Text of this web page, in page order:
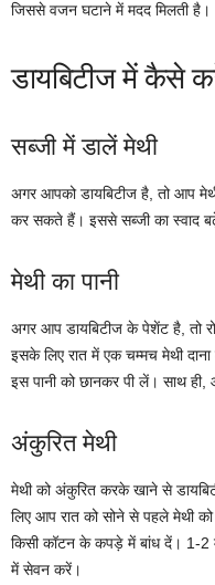
जिससे वजन घटाने में मदद मिलती है।
डायबिटीज में कैसे
सब्जी में डालें मेथी
अगर आपको डायबिटीज है, तो आप
कर सकते हैं। इससे सब्जी का स्वाद
मेथी का पानी
अगर आप डायबिटीज के पेशेंट है, तो
इसके लिए रात में एक चम्मच मेथी
इस पानी को छानकर पी लें। साथ
अंकुरित मेथी
मेथी को अंकुरित करके खाने से
लिए आप रात को सोने से पहले मेथी
किसी कॉटन के कपड़े में बांध दें। 1-2 में
में सेवन करें।